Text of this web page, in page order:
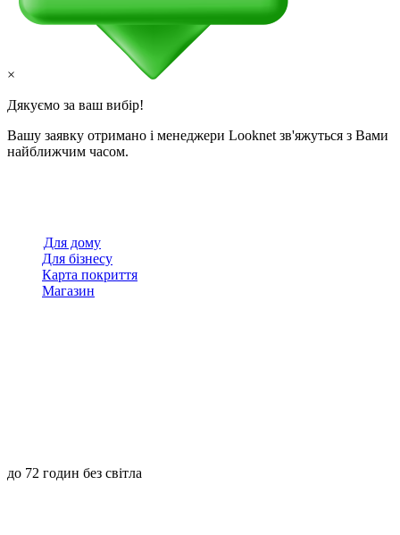
×
Дякуємо за ваш вибір!
Вашу заявку отримано і менеджери Looknet зв'яжуться з Вами
найближчим часом.
Для дому
Для бізнесу
Карта покриття
Магазин
до 72 годин без світла